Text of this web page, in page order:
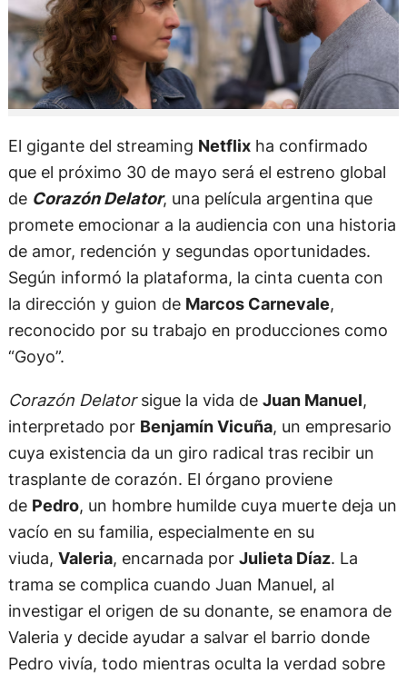
El gigante del streaming Netflixha confirmado
que el próximo 30 de mayo será el estreno global
de Corazón Delator, una película argentina que
promete emocionar a la audiencia con una historia
de amor, redención y segundas oportunidades.
Según informó la plataforma, la cinta cuenta con
la dirección y guion de Marcos Carnevale,
reconocido por su trabajo en producciones como
“Goyo”.
Corazón Delatorsigue la vida de Juan Manuel,
interpretado por Benjamín Vicuña, un empresario
cuya existencia da un giro radical tras recibir un
trasplante de corazón. El órgano proviene
de Pedro, un hombre humilde cuya muerte deja un
vacío en su familia, especialmente en su
viuda, Valeria, encarnada por Julieta Díaz. La
trama se complica cuando Juan Manuel, al
investigar el origen de su donante, se enamora de
Valeria y decide ayudar a salvar el barrio donde
Pedro vivía, todo mientras oculta la verdad sobre